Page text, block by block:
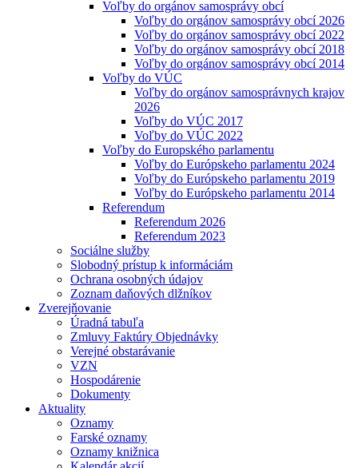
Voľby do orgánov samosprávy obcí
Voľby do orgánov samosprávy obcí 2026
Voľby do orgánov samosprávy obcí 2022
Voľby do orgánov samosprávy obcí 2018
Voľby do orgánov samosprávy obcí 2014
Voľby do VÚC
Voľby do orgánov samosprávnych krajov
2026
Voľby do VÚC 2017
Voľby do VÚC 2022
Voľby do Europského parlamentu
Voľby do Európskeho parlamentu 2024
Voľby do Európskeho parlamentu 2019
Voľby do Európskeho parlamentu 2014
Referendum
Referendum 2026
Referendum 2023
Sociálne služby
Slobodný prístup k informáciám
Ochrana osobných údajov
Zoznam daňových dlžníkov
Zverejňovanie
Úradná tabuľa
Zmluvy Faktúry Objednávky
Verejné obstarávanie
VZN
Hospodárenie
Dokumenty
Aktuality
Oznamy
Farské oznamy
Oznamy knižnica